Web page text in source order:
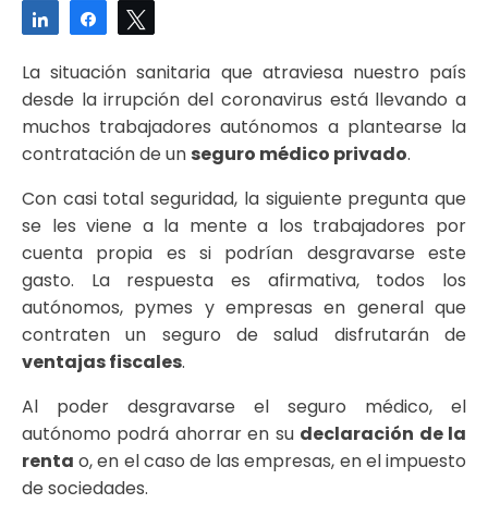
CompartirCompartir
La situación sanitaria que atraviesa nuestro país
desde la irrupción del coronavirus está llevando a
muchos trabajadores autónomos a plantearse la
contratación de un seguro médico privado.
Con casi total seguridad, la siguiente pregunta que
se les viene a la mente a los trabajadores por
cuenta propia es si podrían desgravarse este
gasto. La respuesta es afirmativa, todos los
autónomos, pymes y empresas en general que
contraten un seguro de salud disfrutarán de
ventajas fiscales.
Al poder desgravarse el seguro médico, el
autónomo podrá ahorrar en su declaración de la
renta o, en el caso de las empresas, en el impuesto
de sociedades.